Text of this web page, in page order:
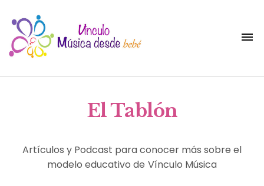
El Tablón
Artículos y Podcast para conocer más sobre el
modelo educativo de Vínculo Música